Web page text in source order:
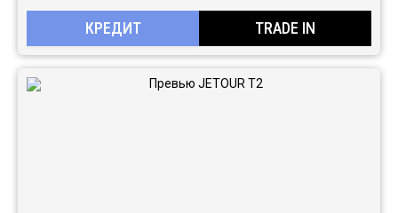
КРЕДИТ TRADE IN